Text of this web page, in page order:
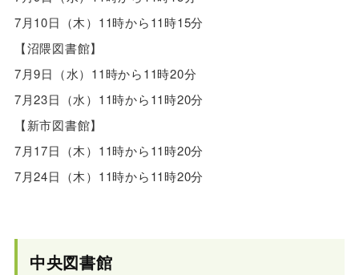
7月10日（木）11時から11時15分
【沼隈図書館】
7月9日（水）11時から11時20分
7月23日（水）11時から11時20分
【新市図書館】
7月17日（木）11時から11時20分
7月24日（木）11時から11時20分
中央図書館